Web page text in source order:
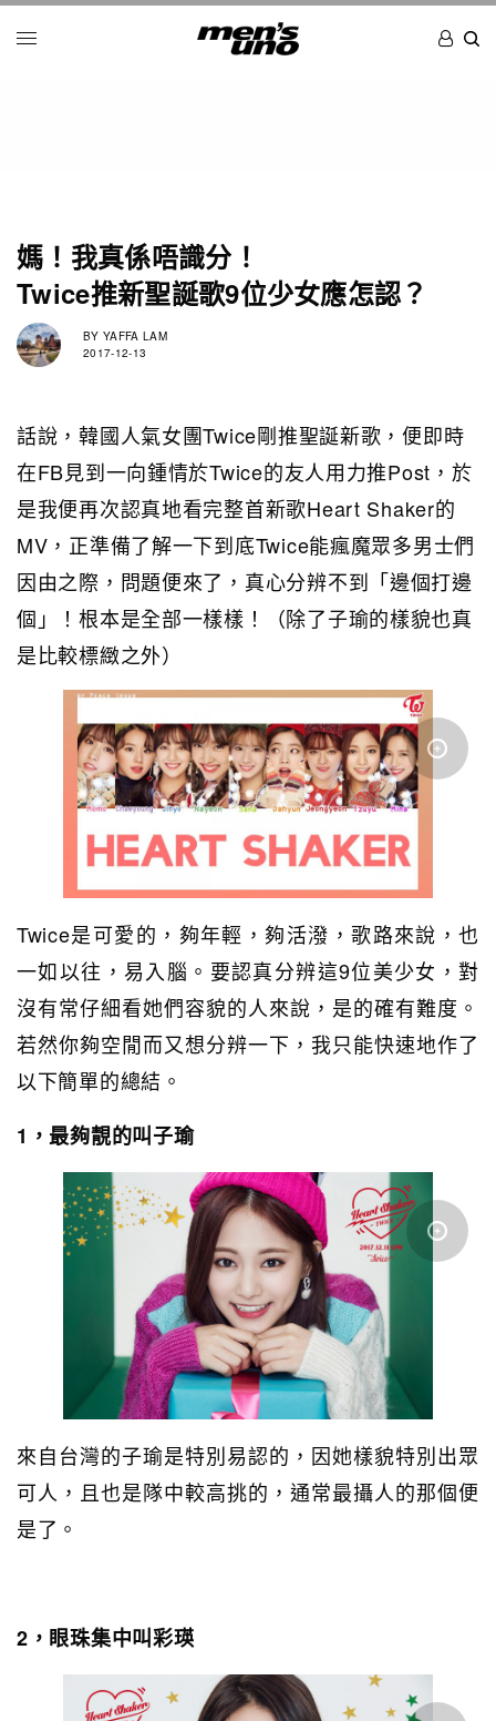
媽！我真係唔識分！
Twice推新聖誕歌9位少女應怎認？
BY YAFFA LAM
2017-12-13
話說，韓國人氣女團Twice剛推聖誕新歌，便即時
在FB見到一向鍾情於Twice的友人用力推Post，於
是我便再次認真地看完整首新歌Heart Shaker的
MV，正準備了解一下到底Twice能瘋魔眾多男士們
因由之際，問題便來了，真心分辨不到「邊個打邊
個」！根本是全部一樣樣！（除了子瑜的樣貌也真
是比較標緻之外）
Twice是可愛的，夠年輕，夠活潑，歌路來說，也
一如以往，易入腦。要認真分辨這9位美少女，對
沒有常仔細看她們容貌的人來說，是的確有難度。
若然你夠空閒而又想分辨一下，我只能快速地作了
以下簡單的總結。
1，最夠靚的叫子瑜
來自台灣的子瑜是特別易認的，因她樣貌特別出眾
可人，且也是隊中較高挑的，通常最攝人的那個便
是了。
2，眼珠集中叫彩瑛